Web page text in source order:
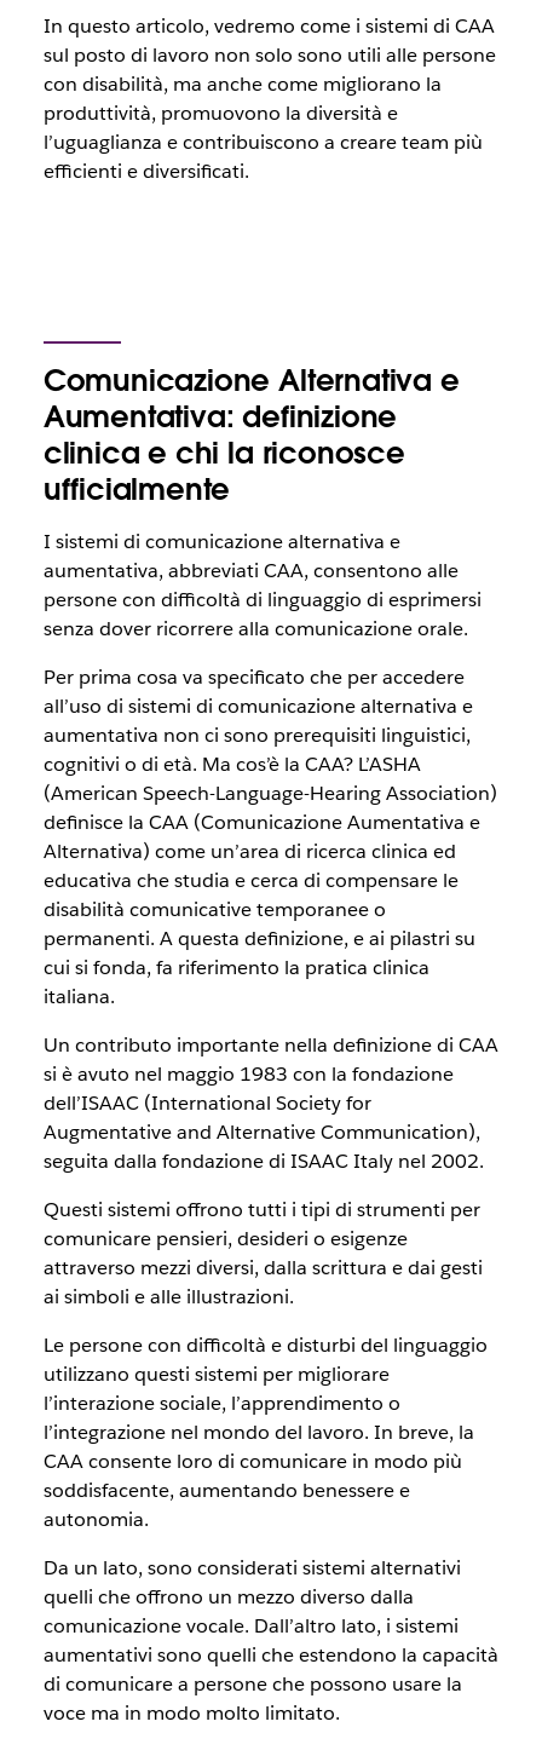
In questo articolo, vedremo come i sistemi di CAA
sul posto di lavoro non solo sono utili alle persone
con disabilità, ma anche come migliorano la
produttività, promuovono la diversità e
l’uguaglianza e contribuiscono a creare team più
efficienti e diversificati.
Comunicazione Alternativa e
Aumentativa: definizione
clinica e chi la riconosce
ufficialmente
I sistemi di comunicazione alternativa e
aumentativa, abbreviati CAA, consentono alle
persone con difficoltà di linguaggio di esprimersi
senza dover ricorrere alla comunicazione orale.
Per prima cosa va specificato che per accedere
all’uso di sistemi di comunicazione alternativa e
aumentativa non ci sono prerequisiti linguistici,
cognitivi o di età. Ma cos’è la CAA? L’ASHA
(American Speech-Language-Hearing Association)
definisce la CAA (Comunicazione Aumentativa e
Alternativa) come un’area di ricerca clinica ed
educativa che studia e cerca di compensare le
disabilità comunicative temporanee o
permanenti. A questa definizione, e ai pilastri su
cui si fonda, fa riferimento la pratica clinica
italiana.
Un contributo importante nella definizione di CAA
si è avuto nel maggio 1983 con la fondazione
dell’ISAAC (International Society for
Augmentative and Alternative Communication),
seguita dalla fondazione di ISAAC Italy nel 2002.
Questi sistemi offrono tutti i tipi di strumenti per
comunicare pensieri, desideri o esigenze
attraverso mezzi diversi, dalla scrittura e dai gesti
ai simboli e alle illustrazioni.
Le persone con difficoltà e disturbi del linguaggio
utilizzano questi sistemi per migliorare
l’interazione sociale, l’apprendimento o
l’integrazione nel mondo del lavoro. In breve, la
CAA consente loro di comunicare in modo più
soddisfacente, aumentando benessere e
autonomia.
Da un lato, sono considerati sistemi alternativi
quelli che offrono un mezzo diverso dalla
comunicazione vocale. Dall’altro lato, i sistemi
aumentativi sono quelli che estendono la capacità
di comunicare a persone che possono usare la
voce ma in modo molto limitato.